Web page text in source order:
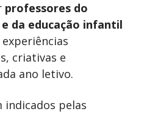
professores do
e da educação infantil
criativas e
ano letivo.
indicados pelas